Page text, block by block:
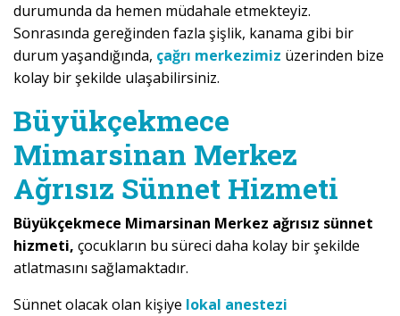
durumunda da hemen müdahale etmekteyiz.
Sonrasında gereğinden fazla şişlik, kanama gibi bir
durum yaşandığında, çağrı merkezimiz üzerinden bize
kolay bir şekilde ulaşabilirsiniz.
Büyükçekmece
Mimarsinan Merkez
Ağrısız Sünnet Hizmeti
Büyükçekmece Mimarsinan Merkez ağrısız sünnet
hizmeti, çocukların bu süreci daha kolay bir şekilde
atlatmasını sağlamaktadır.
Sünnet olacak olan kişiye lokal anestezi